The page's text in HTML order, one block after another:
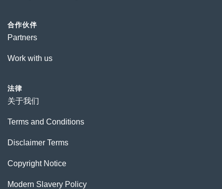
合作伙伴
Partners
Work with us
法律
关于我们
Terms and Conditions
Disclaimer Terms
Copyright Notice
Modern Slavery Policy